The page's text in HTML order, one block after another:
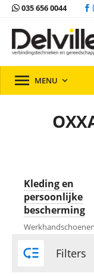
035 656 0044
 MENU 
Kleding en
persoonlijke
bescherming
Werkhandschoenen
 Filters